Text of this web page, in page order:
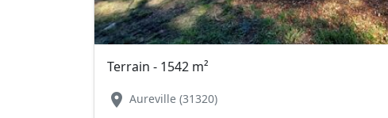
Terrain - 1542 m²
location_on Aureville (31320)